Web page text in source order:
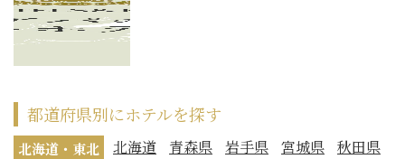
都道府県別にホテルを探す
北海道・東北 北海道 青森県 岩手県 宮城県
秋田県